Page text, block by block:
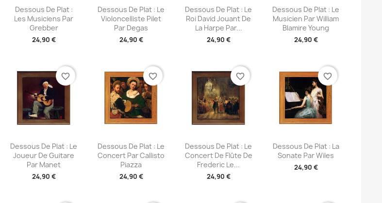
Aperçu rapide
Dessous De Plat :
Les Musiciens Par
Grebber
24,90 €
Aperçu rapide
Dessous De Plat : Le
Violoncelliste Pilet
Par Degas
24,90 €
Aperçu rapide
Dessous De Plat : Le
Roi David Jouant De
La Harpe Par...
24,90 €
Aperçu rapide
Dessous De Plat : Le
Musicien Par William
Blamire Young
24,90 €
Aperçu rapide
Dessous De Plat : Le
Joueur De Guitare
Par Manet
24,90 €
favorite_border
Aperçu rapide
Dessous De Plat : Le
Concert Par Callisto
Piazza
24,90 €
favorite_border
Aperçu rapide
Dessous De Plat : Le
Concert De Flûte De
Frederic Le...
24,90 €
favorite_border
Aperçu rapide
Dessous De Plat : La
Sonate Par Wiles
24,90 €
favorite_border